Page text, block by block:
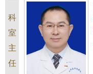
科
室
主
任